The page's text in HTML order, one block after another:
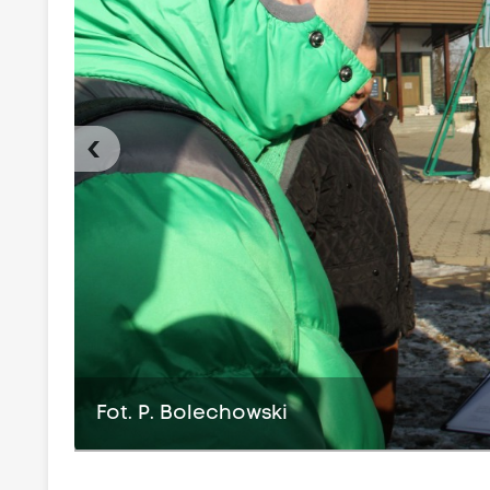
Fot. P. Bolechowski
‹